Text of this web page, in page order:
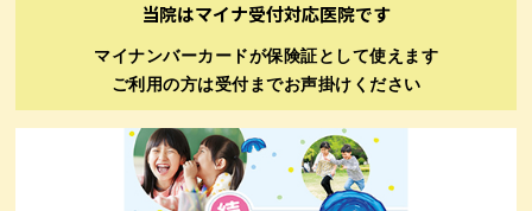
当院はマイナ受付対応医院です
マイナンバーカードが保険証として使えます
ご利用の方は受付までお声掛けください